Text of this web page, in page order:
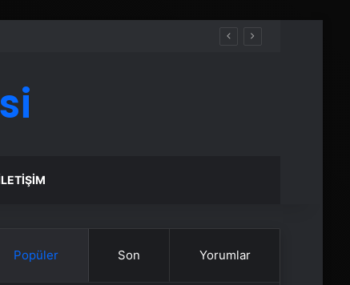
Popüler Son Yorumlar